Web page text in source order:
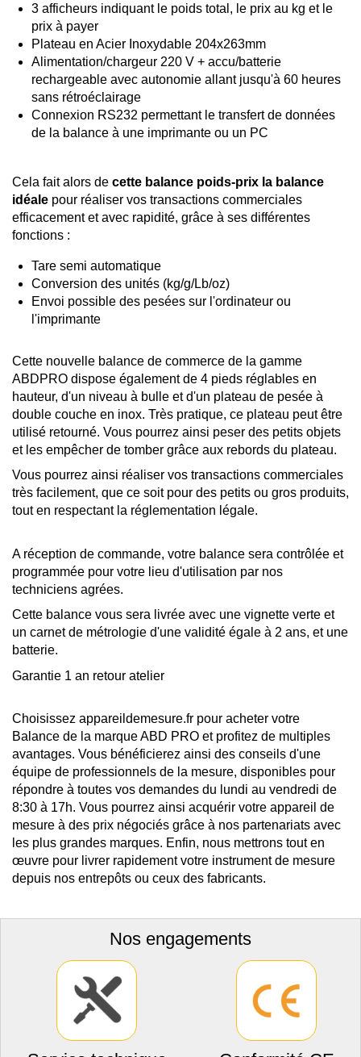
3 afficheurs indiquant le poids total, le prix au kg et le
prix à payer
Plateau en Acier Inoxydable 204x263mm
Alimentation/chargeur 220 V + accu/batterie
rechargeable avec autonomie allant jusqu'à 60 heures
sans rétroéclairage
Connexion RS232 permettant le transfert de données
de la balance à une imprimante ou un PC
Cela fait alors de cette balance poids-prix la balance
idéale pour réaliser vos transactions commerciales
efficacement et avec rapidité, grâce à ses différentes
fonctions :
Tare semi automatique
Conversion des unités (kg/g/Lb/oz)
Envoi possible des pesées sur l'ordinateur ou
l'imprimante
Cette nouvelle balance de commerce de la gamme
ABDPRO dispose également de 4 pieds réglables en
hauteur, d'un niveau à bulle et d'un plateau de pesée à
double couche en inox. Très pratique, ce plateau peut être
utilisé retourné. Vous pourrez ainsi peser des petits objets
et les empêcher de tomber grâce aux rebords du plateau.
Vous pourrez ainsi réaliser vos transactions commerciales
très facilement, que ce soit pour des petits ou gros produits,
tout en respectant la réglementation légale.
A réception de commande, votre balance sera contrôlée et
programmée pour votre lieu d'utilisation par nos
techniciens agrées.
Cette balance vous sera livrée avec une vignette verte et
un carnet de métrologie d'une validité égale à 2 ans, et une
batterie.
Garantie 1 an retour atelier
Choisissez appareildemesure.fr pour acheter votre
Balance de la marque ABD PRO et profitez de multiples
avantages. Vous bénéficierez ainsi des conseils d'une
équipe de professionnels de la mesure, disponibles pour
répondre à toutes vos demandes du lundi au vendredi de
8:30 à 17h. Vous pourrez ainsi acquérir votre appareil de
mesure à des prix négociés grâce à nos partenariats avec
les plus grandes marques. Enfin, nous mettrons tout en
œuvre pour livrer rapidement votre instrument de mesure
depuis nos entrepôts ou ceux des fabricants.
Nos engagements